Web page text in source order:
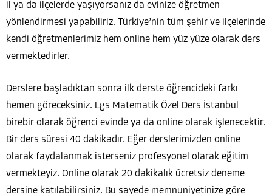
il ya da ilçelerde yaşıyorsanız da evinize öğretmen
yönlendirmesi yapabiliriz. Türkiye’nin tüm şehir ve ilçelerinde
kendi öğretmenlerimiz hem online hem yüz yüze olarak ders
vermektedirler.
Derslere başladıktan sonra ilk derste öğrencideki farkı
hemen göreceksiniz. Lgs Matematik Özel Ders İstanbul
birebir olarak öğrenci evinde ya da online olarak işlenecektir.
Bir ders süresi 40 dakikadır. Eğer derslerimizden online
olarak faydalanmak isterseniz profesyonel olarak eğitim
vermekteyiz. Online olarak 20 dakikalık ücretsiz deneme
dersine katılabilirsiniz. Bu sayede memnuniyetinize göre